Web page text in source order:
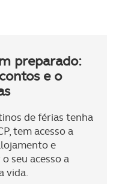
preparado:
e o
de férias tenha
tem acesso a
e
seu acesso a
vida.